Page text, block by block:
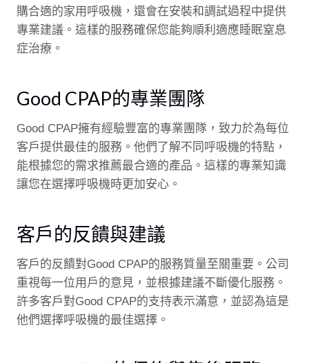
購合適的家用呼吸機，還會在安裝和調試過程中提供
專業建議。這樣的服務確保您能夠順利適應睡眠窒息
症治療。
Good CPAP的專業團隊
Good CPAP擁有經驗豐富的專業團隊，致力於為每位
客戶提供最佳的服務。他們了解不同呼吸機的特點，
能根據您的需求推薦最合適的產品。這樣的專業知識
讓您在選擇呼吸機時更加安心。
客戶的反饋與建議
客戶的反饋對Good CPAP的服務質量至關重要。公司
重視每一位用戶的意見，並根據建議不斷優化服務。
許多客戶對Good CPAP的支持表示滿意，並認為這是
他們選擇呼吸機的最佳選擇。